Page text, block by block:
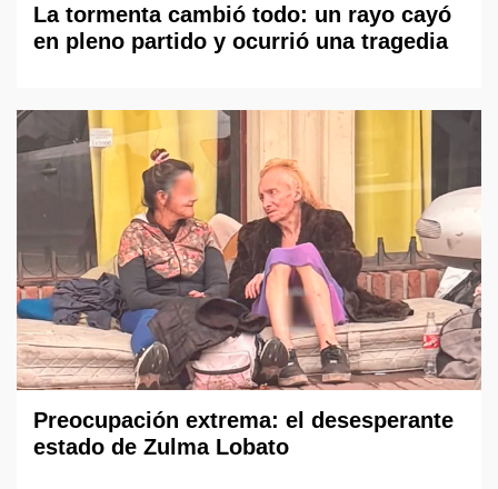
La tormenta cambió todo: un rayo cayó
en pleno partido y ocurrió una tragedia
Preocupación extrema: el desesperante
estado de Zulma Lobato